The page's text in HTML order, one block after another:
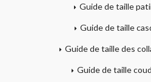
Guide de taille
Guide de taille
Guide de taille des
Guide de taille